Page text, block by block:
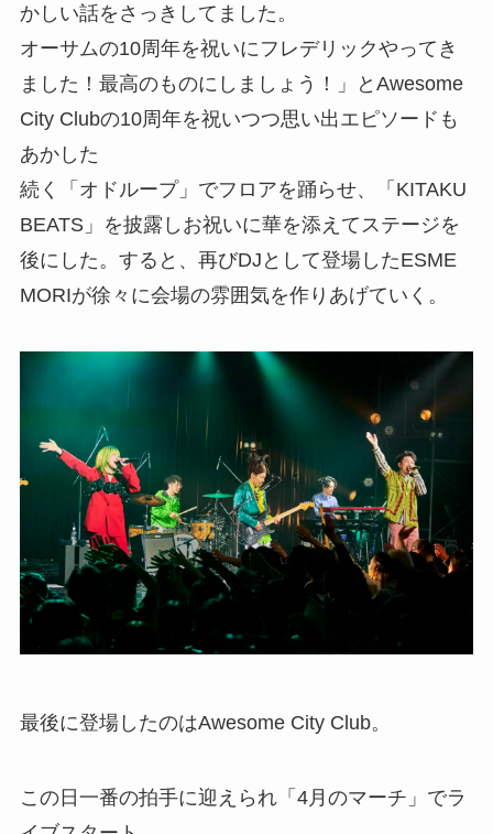
かしい話をさっきしてました。
オーサムの10周年を祝いにフレデリックやってき
ました！最高のものにしましょう！」とAwesome
City Clubの10周年を祝いつつ思い出エピソードも
あかした
続く「オドループ」でフロアを踊らせ、「KITAKU
BEATS」を披露しお祝いに華を添えてステージを
後にした。すると、再びDJとして登場したESME
MORIが徐々に会場の雰囲気を作りあげていく。
最後に登場したのはAwesome City Club。
この日一番の拍手に迎えられ「4月のマーチ」でラ